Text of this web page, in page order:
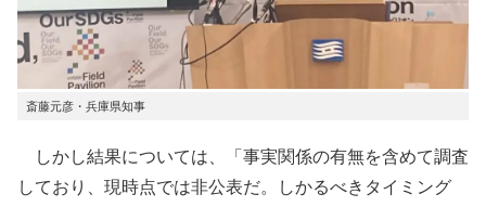
斎藤元彦・兵庫県知事
しかし結果については、「事実関係の有無を含めて調査
しており、現時点では非公表だ。しかるべきタイミング